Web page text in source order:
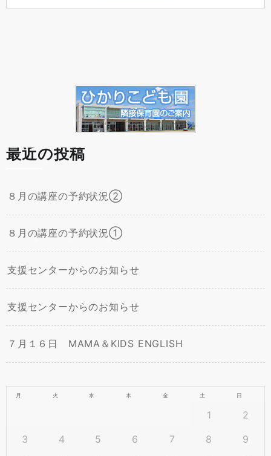
最近の投稿
８月の講座の予約状況②
８月の講座の予約状況①
支援センターからのお知らせ
支援センターからのお知らせ
７月１６日 MAMA＆KIDS ENGLISH
月 火 水 木 金 土 日
1
2
3
4 5 6 7 8
9